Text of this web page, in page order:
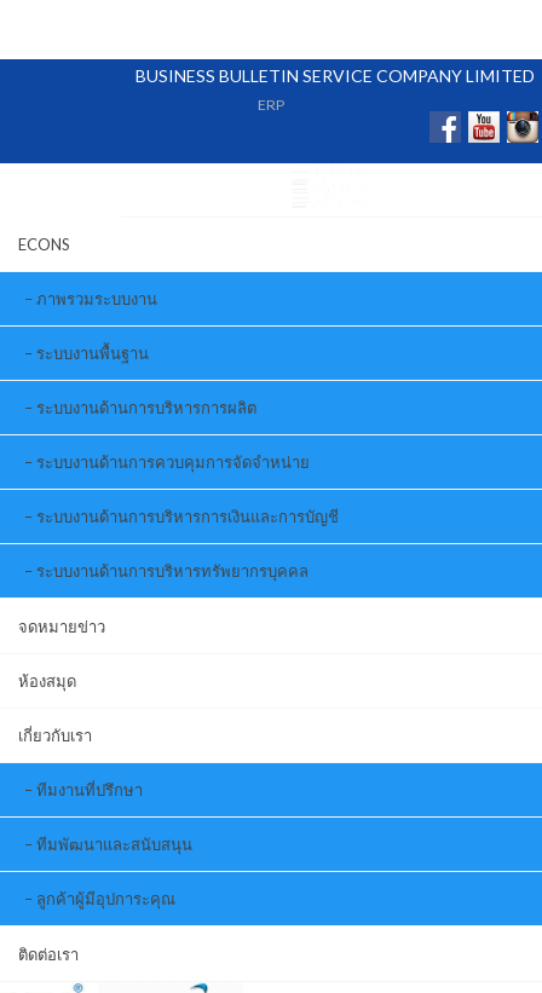
BUSINESS BULLETIN SERVICE COMPANY LIMITED
ERP
ECONS
ภาพรวมระบบงาน
ระบบงานพื้นฐาน
ระบบงานด้านการบริหารการผลิต
ระบบงานด้านการควบคุมการจัดจำหน่าย
ระบบงานด้านการบริหารการเงินและการบัญชี
ระบบงานด้านการบริหารทรัพยากรบุคคล
จดหมายข่าว
ห้องสมุด
เกี่ยวกับเรา
ทีมงานที่ปรึกษา
ทีมพัฒนาและสนับสนุน
ลูกค้าผู้มีอุปการะคุณ
ติดต่อเรา